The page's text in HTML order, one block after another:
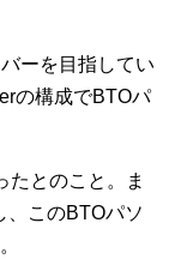
ーを目指してい
の構成でBTOパ
たとのこと。ま
、このBTOパソ